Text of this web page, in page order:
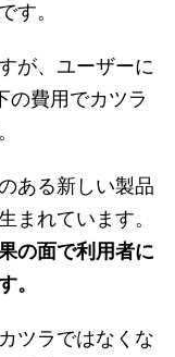
す。
が、ユーザーに
の費用でカツラ
ある新しい製品
まれています。
の面で利用者に
。
ツラではなくな